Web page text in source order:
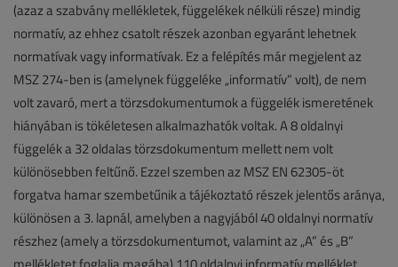
(azaz a szabvány mellékletek, függelékek nélküli része) mindig
normatív, az ehhez csatolt részek azonban egyaránt lehetnek
normatívak vagy informatívak. Ez a felépítés már megjelent az
MSZ 274-ben is (amelynek függeléke „informatív” volt), de nem
volt zavaró, mert a törzsdokumentumok a függelék ismeretének
hiányában is tökéletesen alkalmazhatók voltak. A 8 oldalnyi
függelék a 32 oldalas törzsdokumentum mellett nem volt
különösebben feltűnő. Ezzel szemben az MSZ EN 62305-öt
forgatva hamar szembetűnik a tájékoztató részek jelentős aránya,
különösen a 3. lapnál, amelyben a nagyjából 40 oldalnyi normatív
részhez (amely a törzsdokumentumot, valamint az „A” és „B”